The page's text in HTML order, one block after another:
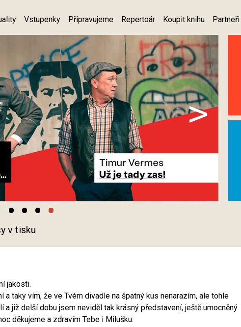
Vstupenky Připravujeme Repertoár Koupit knihu Partneři
>
••••
v tisku
jakosti.
taky vím, že ve Tvém divadle na špatný kus nenarazím, ale tohle
a již delší dobu jsem neviděl tak krásný představení, ještě umocněný
děkujeme a zdravím Tebe i Milušku.